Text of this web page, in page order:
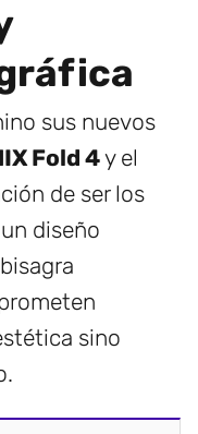
sus nuevos
Fold 4y el
de ser los
diseño
sino